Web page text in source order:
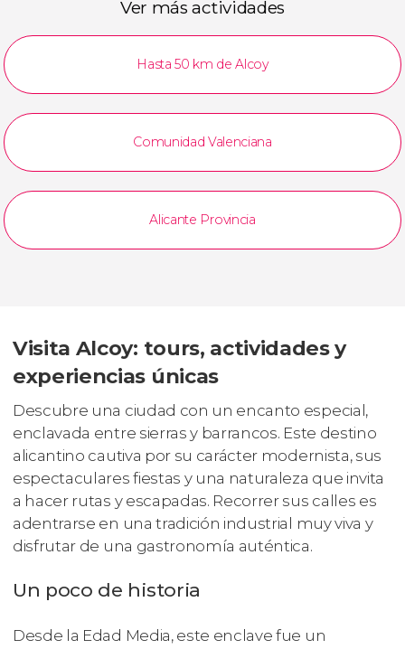
Ver más actividades
Hasta 50 km de Alcoy
Comunidad Valenciana
Alicante Provincia
Visita Alcoy: tours, actividades y
experiencias únicas
Descubre una ciudad con un encanto especial,
enclavada entre sierras y barrancos. Este destino
alicantino cautiva por su carácter modernista, sus
espectaculares fiestas y una naturaleza que invita
a hacer rutas y escapadas. Recorrer sus calles es
adentrarse en una tradición industrial muy viva y
disfrutar de una gastronomía auténtica.
Un poco de historia
Desde la Edad Media, este enclave fue un